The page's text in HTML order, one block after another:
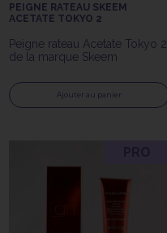
PEIGNE RATEAU SKEEM
ACETATE TOKYO 2
Peigne rateau Acetate Tokyo 2
de la marque Skeem
Ajouter au panier